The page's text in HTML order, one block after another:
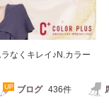
なくキレイ♪N.カラー
ブログ 436件